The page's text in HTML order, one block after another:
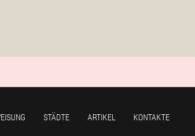
STÄDTE ARTIKEL KONTAKTE